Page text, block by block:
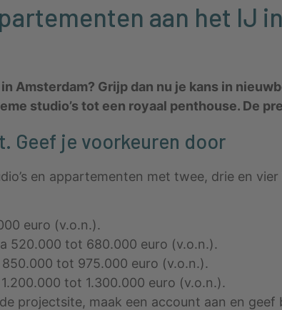
aan het IJ
Amsterdam? Grijp dan nu je kans in
studio’s tot een royaal penthouse. De
Geef je voorkeuren door
en appartementen met twee, drie en
euro (v.o.n.).
520.000 tot 680.000 euro (v.o.n.).
tot 975.000 euro (v.o.n.).
tot 1.300.000 euro (v.o.n.).
projectsite, maak een account aan en